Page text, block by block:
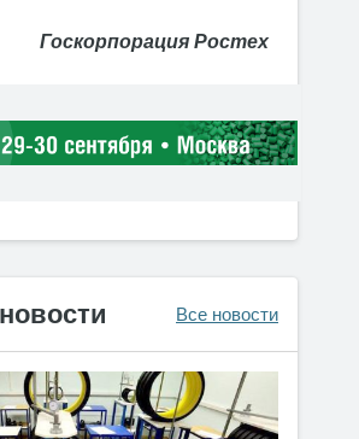
Госкорпорация Ростех
Все новости